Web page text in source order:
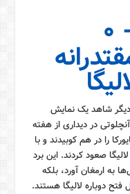
رئال مادرید ۳ – ۰
دیگر شاهد یک نمایش
در دیداری از هفته
قاطع ۳ بر صفر مایورکا را در هم کوبیدند و با
صعود کردند. این برد
به ارمغان آورد، بلکه
دوباره لالیگا هستند.